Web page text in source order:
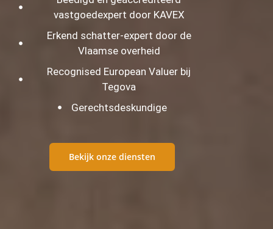
vastgoedexpert door KAVEX
Erkend schatter-expert door de
Vlaamse overheid
Recognised European Valuer bij
Tegova
Gerechtsdeskundige
Bekijk onze diensten